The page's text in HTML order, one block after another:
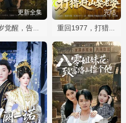
更新全集
六十岁觉醒，告别三十九载烂婚姻
完结
重回1977，打猎赶山娶老婆